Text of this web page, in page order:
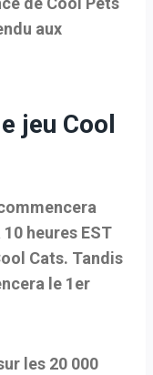
aux
jeu Cool
heures EST
Cats. Tandis
le 1er
les 20 000